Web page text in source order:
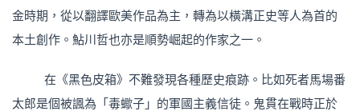
金時期，從以翻譯歐美作品為主，轉為以橫溝正史等人為首的
本土創作。鮎川哲也亦是順勢崛起的作家之一。
在《黑色皮箱》不難發現各種歷史痕跡。比如死者馬場番
太郎是個被諷為「毒蠍子」的軍國主義信徒。鬼貫在戰時正於